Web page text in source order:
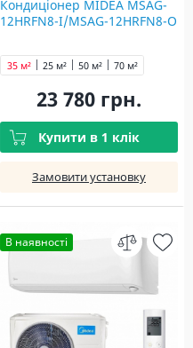
Кондиціонер MIDEA MSAG-
12HRFN8-I/MSAG-12HRFN8-O
25 м²
35 м² 50 м² 70 м²
23 780 грн.
Купити в 1 клік
Замовити установку
В наявності